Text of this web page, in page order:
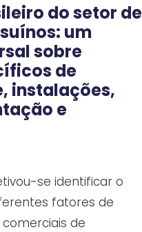
do setor de
um
sobre
de
instalações,
e
se identificar o
fatores de
de